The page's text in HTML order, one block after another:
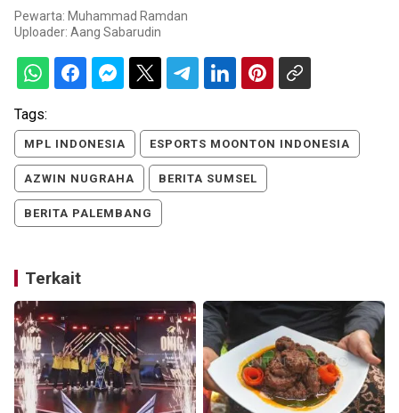
Pewarta: Muhammad Ramdan
Uploader: Aang Sabarudin
Tags:
MPL INDONESIA ESPORTS MOONTON INDONESIA
AZWIN NUGRAHA BERITA SUMSEL
BERITA PALEMBANG
Terkait